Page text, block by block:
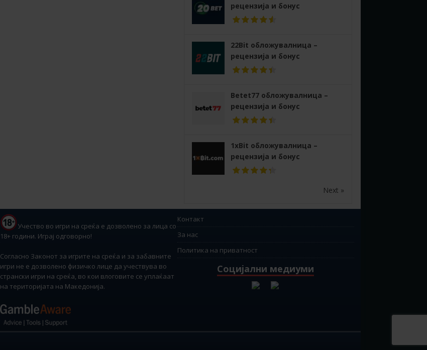
рецензија и бонус
22Bit обложувалница –
рецензија и бонус
Betet77 обложувалница –
рецензија и бонус
1xBit обложувалница –
рецензија и бонус
Next »
Учество во игри на среќа е дозволено за лица со
18+ години. Играј одговорно!
Согласно Законот за игрите на среќа и за забавните
игри не е дозволено физичко лице да учествува во
странски игри на среќа, во кои влоговите се уплаќаат
на територијата на Македонија.
Контакт
За нас
Политика на приватност
Социјални медиуми